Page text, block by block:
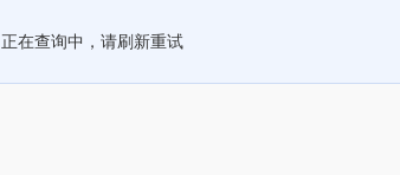
正在查询中，请刷新重试